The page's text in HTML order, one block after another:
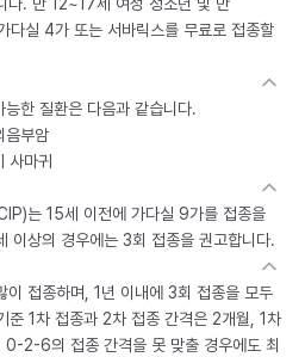
실 4가 또는 서바릭스를 무료로 접종할
한 질환은 다음과 같습니다.
음부암
사마귀
는 15세 이전에 가다실 9가를 접종을
이상의 경우에는 3회 접종을 권고합니다.
접종하며, 1년 이내에 3회 접종을 모두
준 1차 접종과 2차 접종 간격은 2개월, 1차
2-6의 접종 간격을 못 맞출 경우에도 최